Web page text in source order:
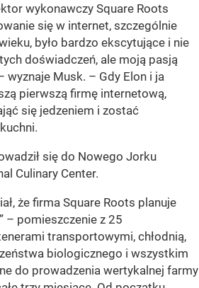
wykonawczy Square Roots
się w internet, szczególnie
było bardzo ekscytujące i nie
doświadczeń, ale moją pasją
wyznaje Musk. – Gdy Elon i ja
pierwszą firmę internetową,
się jedzeniem i zostać
się do Nowego Jorku
Culinary Center.
że firma Square Roots planuje
– pomieszczenie z 25
transportowymi, chłodnią,
biologicznego i wszystkim
do prowadzenia wertykalnej farmy